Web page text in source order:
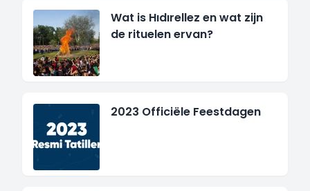
Wat is Hıdırellez en wat zijn
de rituelen ervan?
2023 Officiële Feestdagen